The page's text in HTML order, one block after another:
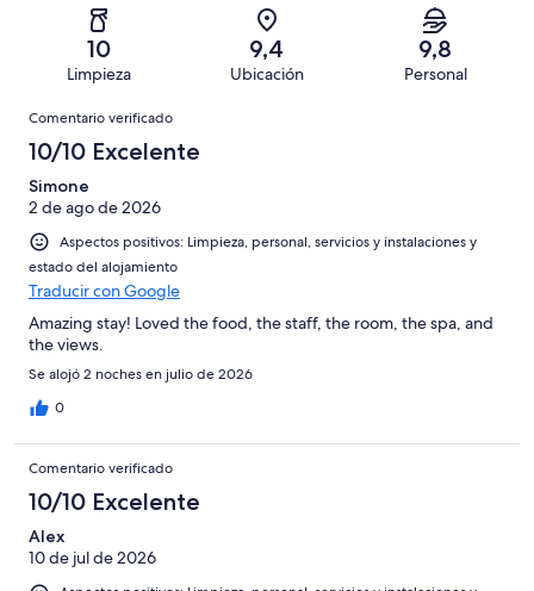
puntuación
puntuación
puntuación
Normal
una
puntuación
Mediocre
204
una
puntuación
de
Horrible
10
Limpieza
9,4
Ubicación
9,8
Personal
Comentarios
Comentario verificado
10/10 Excelente
Simone
2 de ago de 2026
Aspectos positivos: Limpieza, personal, servicios y instalaciones y
estado del alojamiento
Traducir con Google
Amazing stay! Loved the food, the staff, the room, the spa, and
the views.
Se alojó 2 noches en julio de 2026
0
Comentario verificado
10/10 Excelente
Alex
10 de jul de 2026